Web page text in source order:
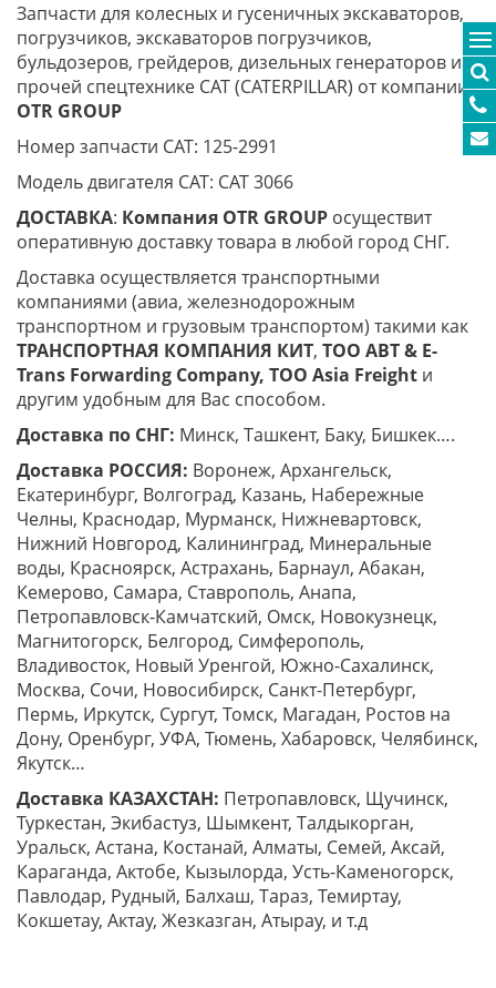
Запчасти для колесных и гусеничных экскаваторов,
погрузчиков, экскаваторов погрузчиков,
бульдозеров, грейдеров, дизельных генераторов и
прочей спецтехнике CAT (CATERPILLAR) от компании
OTR GROUP
Номер запчасти CAT: 125-2991
Модель двигателя CAT: CAT 3066
ДОСТАВКА: Компания OTR GROUP осуществит
оперативную доставку товара в любой город СНГ.
Доставка осуществляется транспортными
компаниями (авиа, железнодорожным
транспортном и грузовым транспортом) такими как
ТРАНСПОРТНАЯ КОМПАНИЯ КИТ, ТОО ABT & E-
Trans Forwarding Company, ТОО Asia Freight и
другим удобным для Вас способом.
Доставка по СНГ: Минск, Ташкент, Баку, Бишкек….
Доставка РОССИЯ: Воронеж, Архангельск,
Екатеринбург, Волгоград, Казань, Набережные
Челны, Краснодар, Мурманск, Нижневартовск,
Нижний Новгород, Калининград, Минеральные
воды, Красноярск, Астрахань, Барнаул, Абакан,
Кемерово, Самара, Ставрополь, Анапа,
Петропавловск-Камчатский, Омск, Новокузнецк,
Магнитогорск, Белгород, Симферополь,
Владивосток, Новый Уренгой, Южно-Сахалинск,
Москва, Сочи, Новосибирск, Санкт-Петербург,
Пермь, Иркутск, Сургут, Томск, Магадан, Ростов на
Дону, Оренбург, УФА, Тюмень, Хабаровск, Челябинск,
Якутск…
Доставка КАЗАХСТАН: Петропавловск, Щучинск,
Туркестан, Экибастуз, Шымкент, Талдыкорган,
Уральск, Астана, Костанай, Алматы, Семей, Аксай,
Караганда, Актобе, Кызылорда, Усть-Каменогорск,
Павлодар, Рудный, Балхаш, Тараз, Темиртау,
Кокшетау, Актау, Жезказган, Атырау, и т.д